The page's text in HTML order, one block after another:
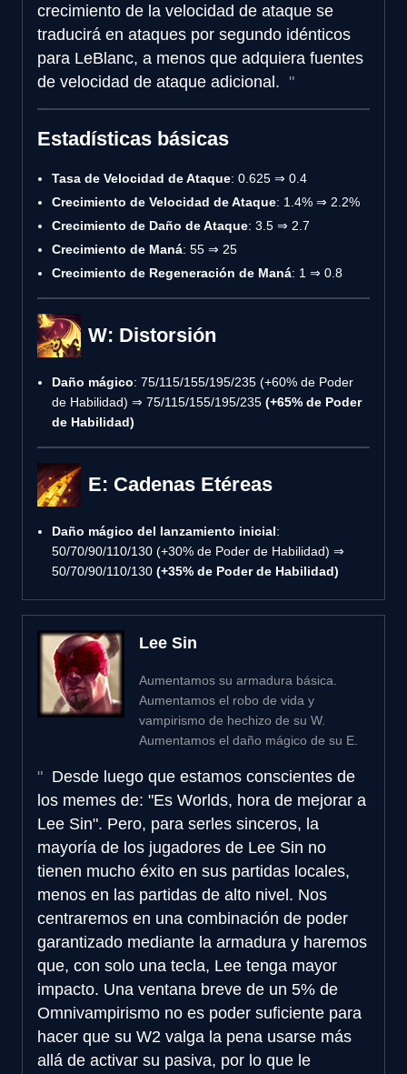
crecimiento de la velocidad de ataque se
traducirá en ataques por segundo idénticos
para LeBlanc, a menos que adquiera fuentes
de velocidad de ataque adicional.
Estadísticas básicas
Tasa de Velocidad de Ataque: 0.625 ⇒ 0.4
Crecimiento de Velocidad de Ataque: 1.4% ⇒ 2.2%
Crecimiento de Daño de Ataque: 3.5 ⇒ 2.7
Crecimiento de Maná: 55 ⇒ 25
Crecimiento de Regeneración de Maná: 1 ⇒ 0.8
W: Distorsión
Daño mágico: 75/115/155/195/235 (+60% de Poder
de Habilidad) ⇒ 75/115/155/195/235 (+65% de Poder
de Habilidad)
E: Cadenas Etéreas
Daño mágico del lanzamiento inicial:
50/70/90/110/130 (+30% de Poder de Habilidad) ⇒
50/70/90/110/130 (+35% de Poder de Habilidad)
Lee Sin
Aumentamos su armadura básica.
Aumentamos el robo de vida y
vampirismo de hechizo de su W.
Aumentamos el daño mágico de su E.
Desde luego que estamos conscientes de
los memes de: "Es Worlds, hora de mejorar a
Lee Sin". Pero, para serles sinceros, la
mayoría de los jugadores de Lee Sin no
tienen mucho éxito en sus partidas locales,
menos en las partidas de alto nivel. Nos
centraremos en una combinación de poder
garantizado mediante la armadura y haremos
que, con solo una tecla, Lee tenga mayor
impacto. Una ventana breve de un 5% de
Omnivampirismo no es poder suficiente para
hacer que su W2 valga la pena usarse más
allá de activar su pasiva, por lo que le